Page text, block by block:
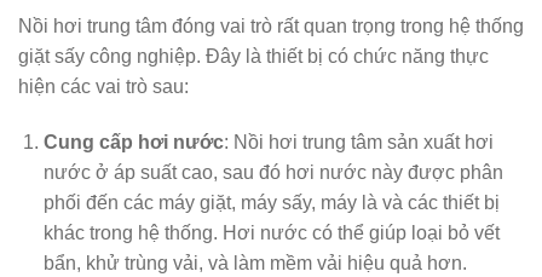
Nồi hơi trung tâm đóng vai trò rất quan trọng trong hệ thống
giặt sấy công nghiệp. Đây là thiết bị có chức năng thực
hiện các vai trò sau:
Cung cấp hơi nước: Nồi hơi trung tâm sản xuất hơi
nước ở áp suất cao, sau đó hơi nước này được phân
phối đến các máy giặt, máy sấy, máy là và các thiết bị
khác trong hệ thống. Hơi nước có thể giúp loại bỏ vết
bẩn, khử trùng vải, và làm mềm vải hiệu quả hơn.